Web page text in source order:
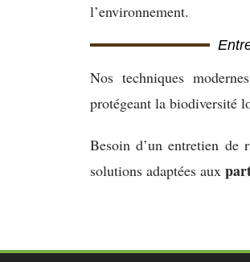
l’environnement.
Nos techniques
protégeant la biodiversité
Besoin d’un entretien de
solutions adaptées aux